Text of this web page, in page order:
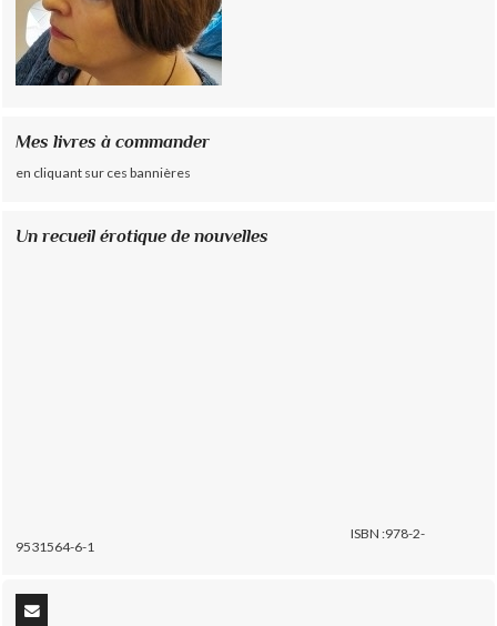
Mes livres à commander
en cliquant sur ces bannières
Un recueil érotique de nouvelles
ISBN :978-2-
9531564-6-1